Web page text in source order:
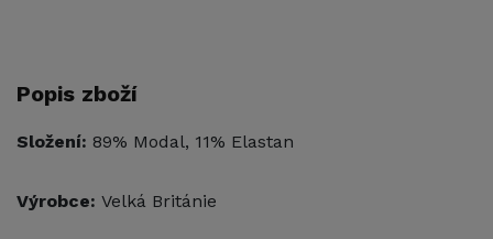
Popis zboží
Složení: 89% Modal, 11% Elastan
Výrobce: Velká Británie